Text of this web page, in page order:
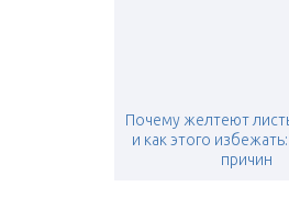
Почему желтеют
и как этого
причин